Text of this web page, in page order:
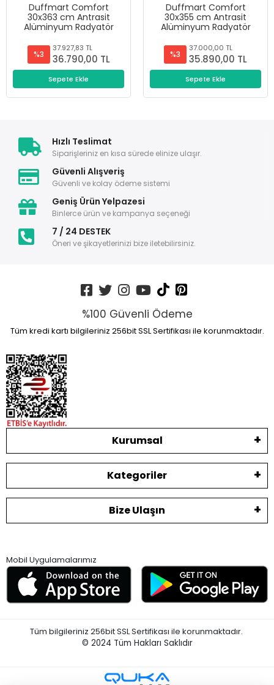
Duffmart Comfort
30x363 cm Antrasit
Alüminyum Radyatör
%3
37.927,83 TL
36.790,00 TL
Sepete Ekle
Duffmart Comfort
30x355 cm Antrasit
Alüminyum Radyatör
%3
37.000,00 TL
35.890,00 TL
Sepete Ekle
Hızlı Teslimat
Siparişleriniz en kısa sürede elinize ulaşır.
Güvenli Alışveriş
Güvenli ve kolay ödeme sistemi
Geniş Ürün Yelpazesi
Binlerce ürün ve kampanya seçeneği
7 / 24 DESTEK
Öneri ve şikayetlerinizi bize iletebilirsiniz.
%100 Güvenli Ödeme
Tüm kredi kartı bilgileriniz 256bit SSL Sertifikası ile korunmaktadır.
Kurumsal
Kategoriler
Bize Ulaşın
Mobil Uygulamalarımız
Tüm bilgileriniz 256bit SSL Sertifikası ile korunmaktadır.
© 2024 Tüm Hakları Saklıdır